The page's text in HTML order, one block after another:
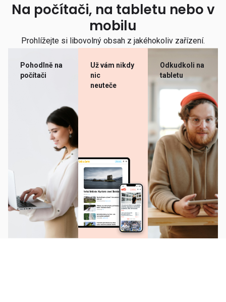
Na počítači, na tabletu nebo v
mobilu
Prohlížejte si libovolný obsah z jakéhokoliv zařízení.
Pohodlně na
počítači
Už vám nikdy
nic
neuteče
Odkudkoli na
tabletu